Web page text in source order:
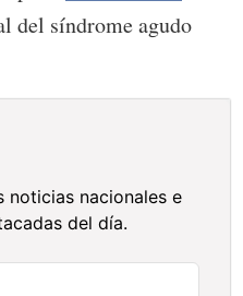
del síndrome agudo
noticias nacionales e
del día.